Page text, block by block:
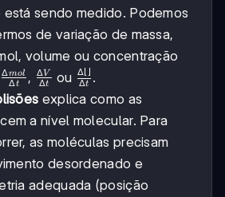
sendo medido. Podemos
de variação de massa,
volume ou concentração
\frac{\Delta
mol}{\Delta
t}
Δt
Δmol , \frac{\Delta
V}{\Delta t}
Δt
ΔV ou \frac{\Delta
t}
Δt
Δ[ ] .
explica como as
a nível molecular. Para
as moléculas precisam
desordenado e
adequada (posição